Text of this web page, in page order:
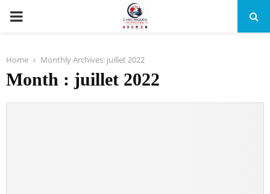
PRIMARY
Home Monthly Archives: juillet 2022
Month : juillet 2022